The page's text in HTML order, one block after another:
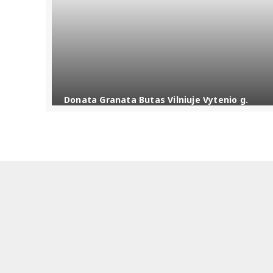
Donata Granata Butas Vilniuje Vytenio g.